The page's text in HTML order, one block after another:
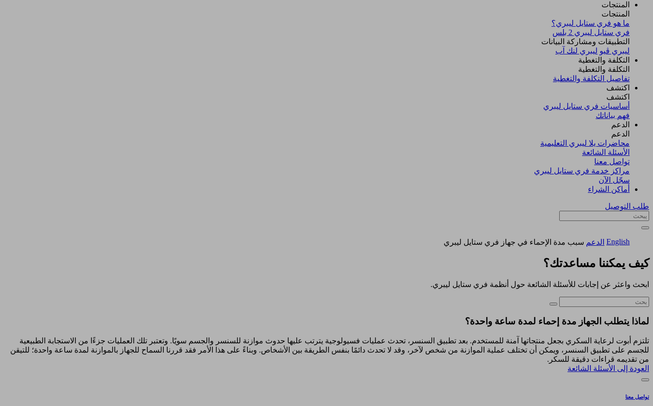
المنتجات
المنتجات
ما هو فري ستايل ليبري؟
فري ستايل ليبري 2 بلس​
التطبيقات ومشاركة البيانات
ليبري ڤيو ليبري لنك آب
التكلفة والتغطية
التكلفة والتغطية
تفاصيل التكلفة والتغطية
اكتشف​
اكتشف​
أساسيات فري ستايل ليبري
فهم بياناتك
الدعم
الدعم
محاضرات يلا ليبري التعليمية
الأسئلة الشائعة
تواصل معنا
مراكز خدمة فري ستايل ليبري
سجّل الآن​
أماكن الشراء
طلب التوصيل
English الدعم سبب مدة الإحماء في جهاز فري ستايل ليبري
كيف يمكننا مساعدتك؟
ابحث واعثر عن إجابات للأسئلة الشائعة حول أنظمة فري ستايل ليبري.
لماذا يتطلب الجهاز مدة إحماء لمدة ساعة واحدة؟
تلتزم أبوت لرعاية السكري بجعل منتجاتها آمنة للمستخدم. بعد تطبيق السنسر، تحدث عمليات فسيولوجية يترتب عليها حدوث موازنة للسنسر والجسم سويًا. وتعتبر تلك العمليات جزءًا من الاستجابة الطبيعية
للجسم على تطبيق السنسر، ويمكن أن تختلف عملية الموازنة من شخص لآخر، وقد لا تحدث دائمًا بنفس الطريقة بين الأشخاص. وبناءً على هذا الأمر فقد قررنا السماح للجهاز بالموازنة لمدة ساعة واحدة؛ للتيقن
من تقديمه قراءات دقيقة للسكر.
العودة إلى الأسئلة الشائعة
تواصل معنا